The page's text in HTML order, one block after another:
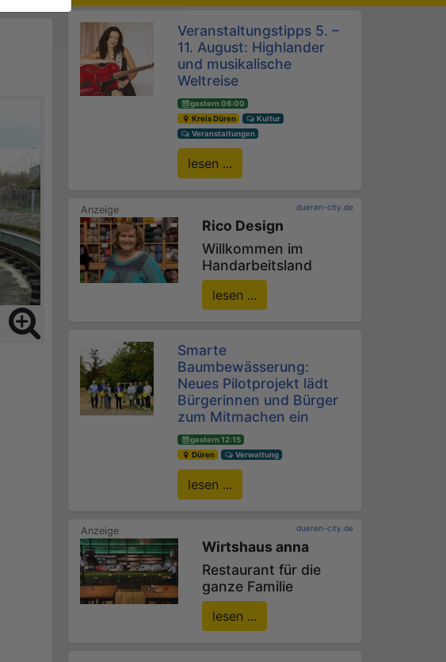
Veranstaltungstipps 5. –
11. August: Highlander
und musikalische
Weltreise
gestern 06:00
Kreis Düren
Kultur
Veranstaltungen
lesen ...
dueren-city.de
Rico Design
Willkommen im
Handarbeitsland
lesen ...
Smarte
Baumbewässerung:
Neues Pilotprojekt lädt
Bürgerinnen und Bürger
zum Mitmachen ein
gestern 12:15
Düren
Verwaltung
lesen ...
dueren-city.de
Wirtshaus anna
Restaurant für die
ganze Familie
lesen ...